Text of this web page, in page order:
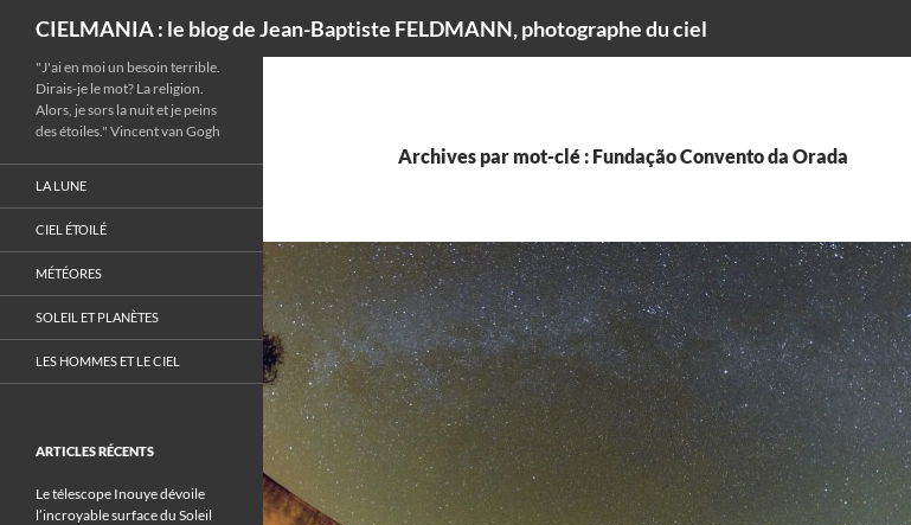
CIELMANIA : le blog de Jean-Baptiste FELDMANN, photographe du ciel
Archives par mot-clé : Fundação Convento da Orada
"J'ai en moi un besoin terrible.
Dirais-je le mot? La religion.
Alors, je sors la nuit et je peins
des étoiles." Vincent van Gogh
LA LUNE
CIEL ÉTOILÉ
MÉTÉORES
SOLEIL ET PLANÈTES
LES HOMMES ET LE CIEL
ARTICLES RÉCENTS
Le télescope Inouye dévoile
l’incroyable surface du Soleil